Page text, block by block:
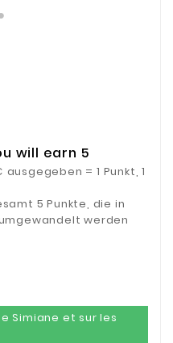
will earn 5
ausgegeben = 1 Punkt, 1
5 Punkte, die in
werden
Simiane et sur les